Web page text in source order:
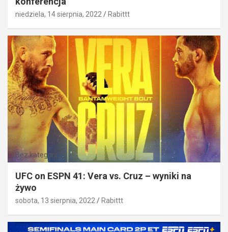
niedziela, 14 sierpnia, 2022 Rabittt
Bez kategorii
UFC on ESPN 41: Vera vs. Cruz – wyniki na
żywo
sobota, 13 sierpnia, 2022 Rabittt